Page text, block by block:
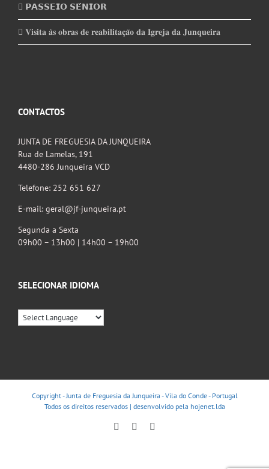
𝗣𝗔𝗦𝗦𝗘𝗜𝗢 𝗦𝗘́𝗡𝗜𝗢𝗥
𝐕𝐢𝐬𝐢𝐭𝐚 𝐚̀𝐬 𝐨𝐛𝐫𝐚𝐬 𝐝𝐞 𝐫𝐞𝐚𝐛𝐢𝐥𝐢𝐭𝐚𝐜̧𝐚̃𝐨 𝐝𝐚 𝐈𝐠𝐫𝐞𝐣𝐚 𝐝𝐚 𝐉𝐮𝐧𝐪𝐮𝐞𝐢𝐫𝐚
CONTACTOS
JUNTA DE FREGUESIA DA JUNQUEIRA
Rua de Lamelas, 191
4480-286 Junqueira VCD
Telefone: 252 651 627
E-mail: geral@jf-junqueira.pt
Segunda a Sexta
09h00 – 13h00 | 14h00 – 19h00
SELECIONAR IDIOMA
Copyright - Junta de Freguesia da Junqueira - Vila do Conde - Portugal
Todos os direitos reservados | desenvolvido pela hojenet.lda
FacebookInstagram